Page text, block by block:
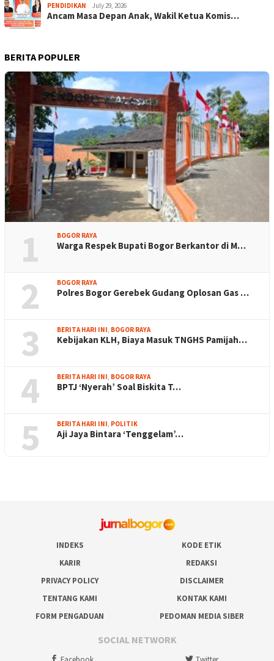
PENDIDIKAN July 29, 2026
Ancam Masa Depan Anak, Wakil Ketua Komis…
BERITA POPULER
1 BOGOR RAYA
Warga Respek Bupati Bogor Berkantor di M…
2 BOGOR RAYA
Polres Bogor Gerebek Gudang Oplosan Gas …
3 BERITA HARI INI BOGOR RAYA
Kebijakan KLH, Biaya Masuk TNGHS Pamijah…
4 BERITA HARI INI BOGOR RAYA
BPTJ ‘Nyerah’ Soal Biskita T…
5 BERITA HARI INI POLITIK
Aji Jaya Bintara ‘Tenggelam’…
INDEKS
KODE ETIK
KARIR
REDAKSI
PRIVACY POLICY
DISCLAIMER
TENTANG KAMI
KONTAK KAMI
FORM PENGADUAN
PEDOMAN MEDIA SIBER
SOCIAL NETWORK